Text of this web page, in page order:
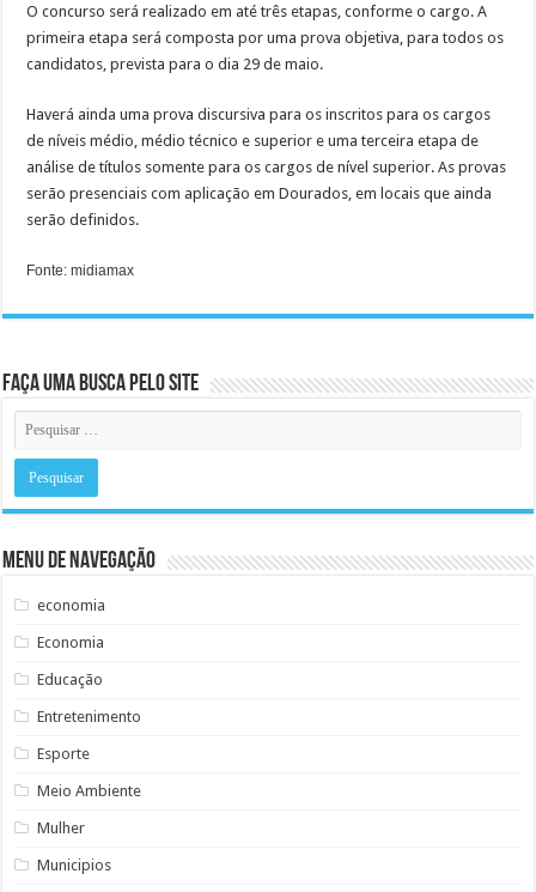
O concurso será realizado em até três etapas, conforme o cargo. A
primeira etapa será composta por uma prova objetiva, para todos os
candidatos, prevista para o dia 29 de maio.
Haverá ainda uma prova discursiva para os inscritos para os cargos
de níveis médio, médio técnico e superior e uma terceira etapa de
análise de títulos somente para os cargos de nível superior. As provas
serão presenciais com aplicação em Dourados, em locais que ainda
serão definidos.
Fonte: midiamax
Faça uma busca pelo Site
Menu de Navegação
economia
Economia
Educação
Entretenimento
Esporte
Meio Ambiente
Mulher
Municipios